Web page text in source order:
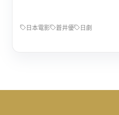
日本電影 蒼井優 日劇